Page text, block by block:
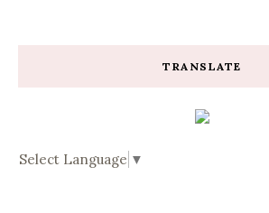
TRANSLATE
Select Language ▼